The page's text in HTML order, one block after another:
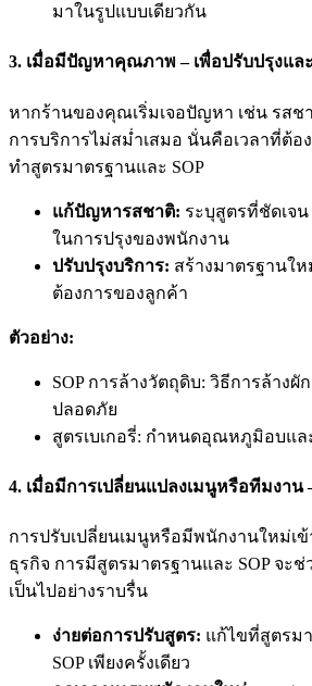
มาในรูปแบบเดียวกัน
3. เมื่อมีปัญหาคุณภาพ – เพื่อปรับปรุงแ
หากร้านของคุณเริ่มเจอปัญหา เช่น รสช
การบริการไม่สม่ำเสมอ นั่นคือเวลาที่ต้
ทำสูตรมาตรฐานและ SOP
แก้ปัญหารสชาติ: ระบุสูตรที่ชัดเจ
ในการปรุงของพนักงาน
ปรับปรุงบริการ: สร้างมาตรฐานใ
ต้องการของลูกค้า
ตัวอย่าง:
SOP การล้างวัตถุดิบ: วิธีการล้างผั
ปลอดภัย
สูตรเบเกอรี่: กำหนดอุณหภูมิอบแล
4. เมื่อมีการเปลี่ยนแปลงเมนูหรือทีมงาน
การปรับเปลี่ยนเมนูหรือมีพนักงานใหม่เข้
ธุรกิจ การมีสูตรมาตรฐานและ SOP จะช่
เป็นไปอย่างราบรื่น
ง่ายต่อการปรับสูตร: แก้ไขที่สูตรม
SOP เพียงครั้งเดียว